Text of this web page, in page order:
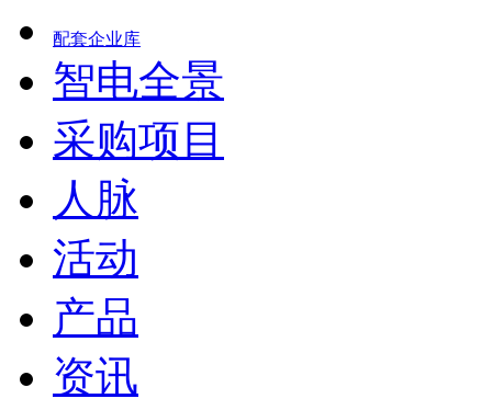
配套企业库
智电全景
采购项目
人脉
活动
产品
资讯